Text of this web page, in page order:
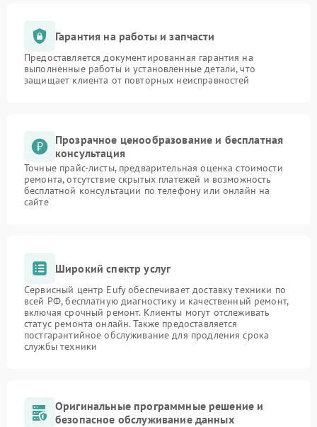
Гарантия на работы и запчасти
Предоставляется документированная гарантия на
выполненные работы и установленные детали, что
защищает клиента от повторных неисправностей
Прозрачное ценообразование и бесплатная
консультация
Точные прайс-листы, предварительная оценка стоимости
ремонта, отсутствие скрытых платежей и возможность
бесплатной консультации по телефону или онлайн на
сайте
Широкий спектр услуг
Сервисный центр Eufy обеспечивает доставку техники по
всей РФ, бесплатную диагностику и качественный ремонт,
включая срочный ремонт. Клиенты могут отслеживать
статус ремонта онлайн. Также предоставляется
постгарантийное обслуживание для продления срока
службы техники
Оригинальные программные решение и
безопасное обслуживание данных